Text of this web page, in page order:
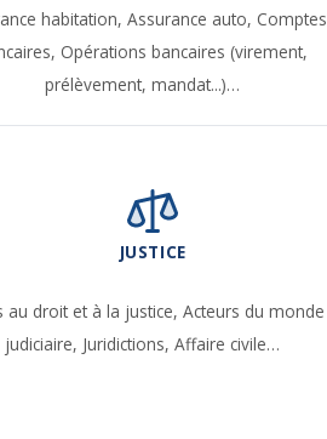
habitation,Assurance auto, Comptes
Opérations bancaires (virement,
prélèvement, mandat...)…
JUSTICE
au droit et à la justice, Acteurs du monde
judiciaire, Juridictions, Affaire civile…